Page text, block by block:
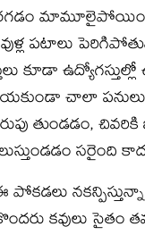
పటాలు
కూడా
చాలా
తుండడం, చివరికి
సరైంది
కవులు సైతం